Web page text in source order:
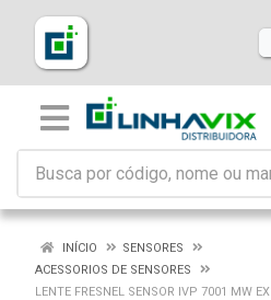
INÍCIO
SENSORES
ACESSORIOS DE SENSORES
LENTE FRESNEL SENSOR IVP 7001 MW EX